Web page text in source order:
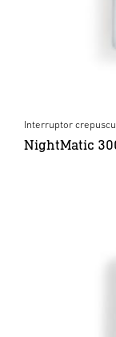
Interruptor
NightMatic